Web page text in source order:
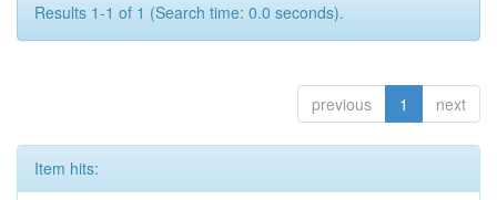
Results 1-1 of 1 (Search time: 0.0 seconds).
previous 1 next
Item hits: